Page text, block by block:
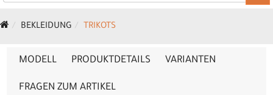
BEKLEIDUNG TRIKOTS
MODELL PRODUKTDETAILS VARIANTEN
FRAGEN ZUM ARTIKEL